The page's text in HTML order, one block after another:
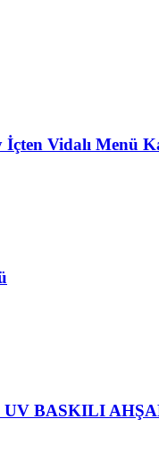
Vidalı Menü
BASKILI